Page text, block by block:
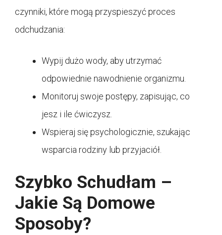
czynniki, które mogą przyspieszyć proces
odchudzania:
Wypij dużo wody, aby utrzymać
odpowiednie nawodnienie organizmu.
Monitoruj swoje postępy, zapisując, co
jesz i ile ćwiczysz.
Wspieraj się psychologicznie, szukając
wsparcia rodziny lub przyjaciół.
Szybko Schudłam –
Jakie Są Domowe
Sposoby?